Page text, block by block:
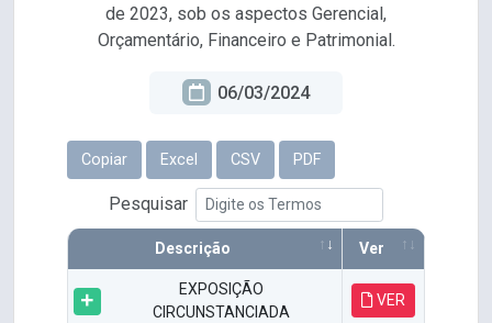
de 2023, sob os aspectos Gerencial,
Orçamentário, Financeiro e Patrimonial.
06/03/2024
Copiar Excel CSV PDF
Pesquisar
Descrição Ver
EXPOSIÇÃO
CIRCUNSTANCIADA
VER